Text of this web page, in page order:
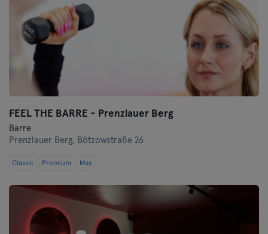
FEEL THE BARRE - Prenzlauer Berg
Barre
Prenzlauer Berg, Bötzowstraße 26
Classic Premium Max